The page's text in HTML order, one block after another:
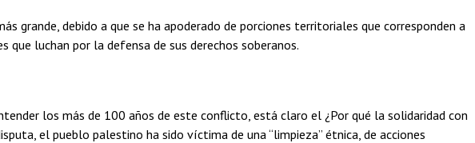
grande, debido a que se ha apoderado de porciones territoriales que corresponden a
que luchan por la defensa de sus derechos soberanos.
los más de 100 años de este conflicto, está claro el ¿Por qué la solidaridad con
el pueblo palestino ha sido víctima de una “limpieza” étnica, de acciones